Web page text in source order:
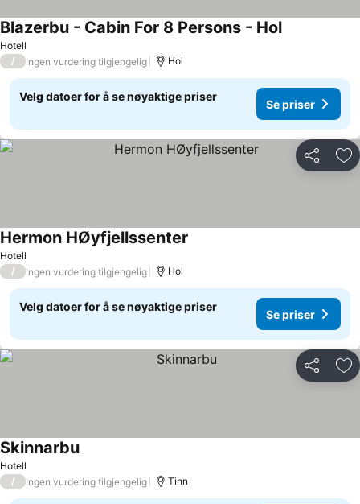
Hotell
Blazerbu - Cabin For 8 Persons - Hol
/ Ingen vurdering tilgjengelig Hol
Velg datoer for å se nøyaktige priser
Se priser
Del
Hotell
Hermon HØyfjellssenter
/ Ingen vurdering tilgjengelig Hol
Velg datoer for å se nøyaktige priser
Se priser
Del
Hotell
Skinnarbu
/ Ingen vurdering tilgjengelig Tinn